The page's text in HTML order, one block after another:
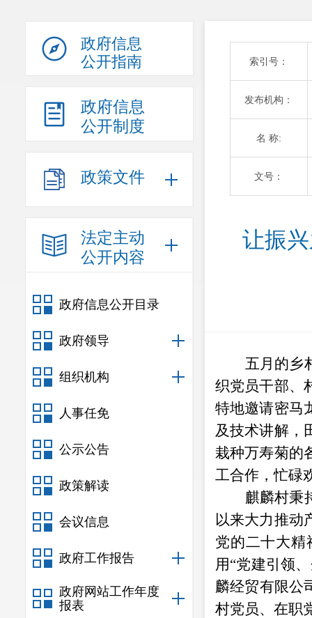
政府信息
公开指南
政府信息
公开制度
政策文件
法定主动
公开内容
政府信息公开目录
政府领导
组织机构
人事任免
公示公告
政策解读
会议信息
政府工作报告
政府网站工作年度
报表
索引号：
发布机构：
名 称:
文号：
让振
五月的乡
织党员干部、
特地邀请密马
及技术讲解，
栽种万寿菊的
工合作，忙碌
麒麟村秉
以来大力推动
党的二十大精
用“党建引领
麟经贸有限公
村党员、在职